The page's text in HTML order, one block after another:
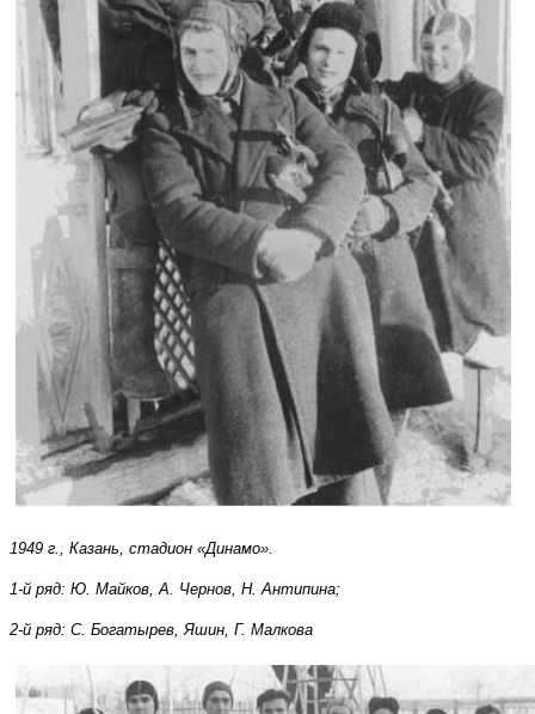
1949 г., Казань, стадион «Динамо».
1-й ряд: Ю. Майков, А. Чернов, Н. Антипина;
2-й ряд: С. Богатырев, Яшин, Г. Малкова